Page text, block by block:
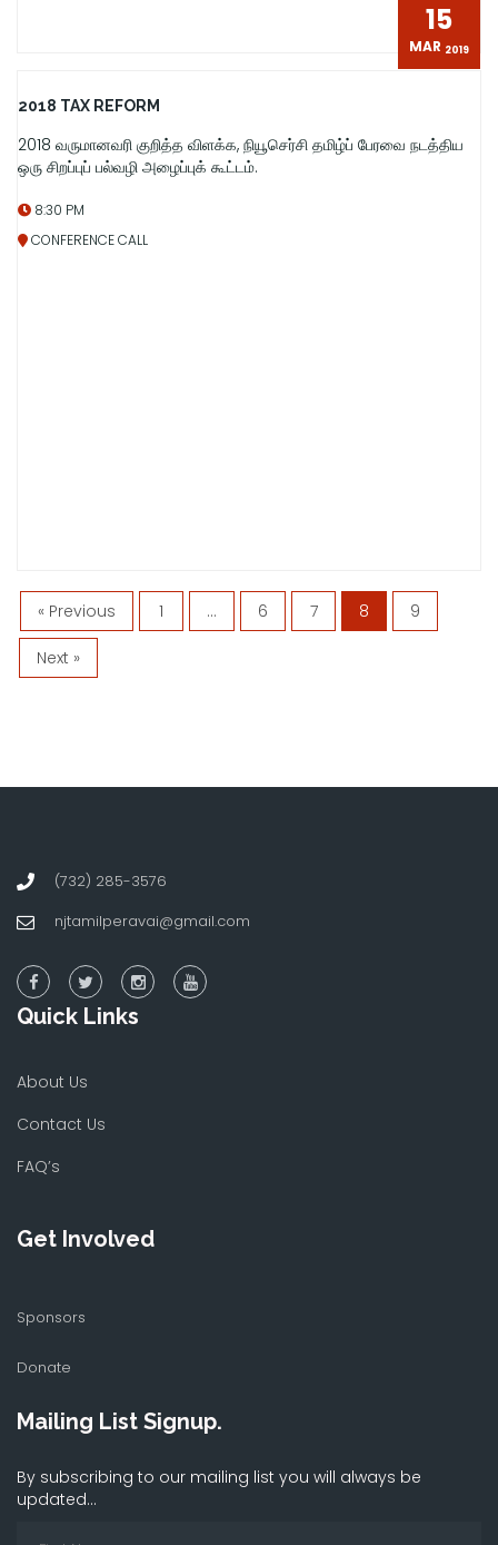
2018 TAX REFORM
2018 வருமானவரி குறித்த விளக்க, நியூசெர்சி தமிழ்ப் பேரவை நடத்திய
ஒரு சிறப்புப் பல்வழி அழைப்புக் கூட்டம்.
8:30 PM
CONFERENCE CALL
15
MAR 2019
« Previous 1 … 6 7 8 9
Next »
(732) 285-3576
njtamilperavai@gmail.com
Quick Links
About Us
Contact Us
FAQ’s
Get Involved
Sponsors
Donate
Mailing List Signup.
By subscribing to our mailing list you will always be
updated...